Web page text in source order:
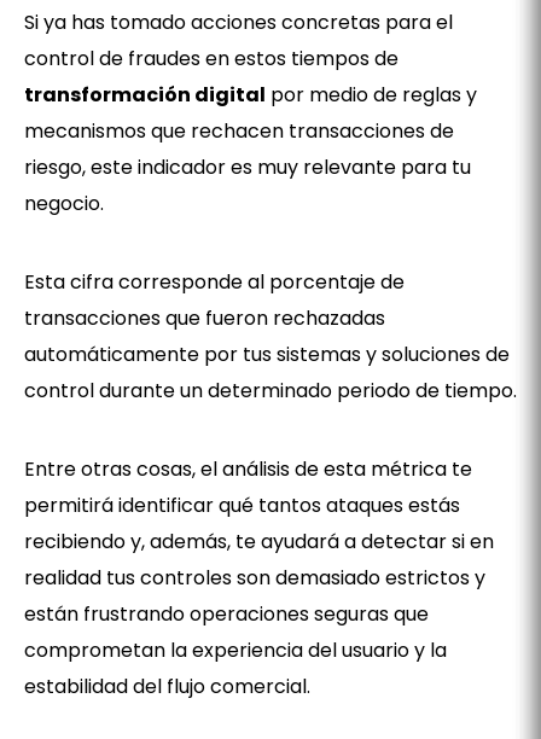
Si ya has tomado acciones concretas para el
control de fraudes en estos tiempos de
transformación digital por medio de reglas y
mecanismos que rechacen transacciones de
riesgo, este indicador es muy relevante para tu
negocio.
Esta cifra corresponde al porcentaje de
transacciones que fueron rechazadas
automáticamente por tus sistemas y soluciones de
control durante un determinado periodo de tiempo.
Entre otras cosas, el análisis de esta métrica te
permitirá identificar qué tantos ataques estás
recibiendo y, además, te ayudará a detectar si en
realidad tus controles son demasiado estrictos y
están frustrando operaciones seguras que
comprometan la experiencia del usuario y la
estabilidad del flujo comercial.